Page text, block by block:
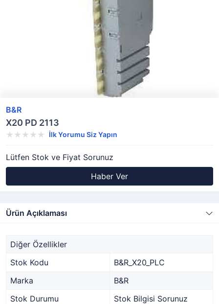
B&R
X20 PD 2113
İlk Yorumu Siz Yapın
Lütfen Stok ve Fiyat Sorunuz
Haber Ver
Ürün Açıklaması
Diğer Özellikler
Stok Kodu
B&R_X20_PLC
Marka
B&R
Stok Durumu
Stok Bilgisi Sorunuz